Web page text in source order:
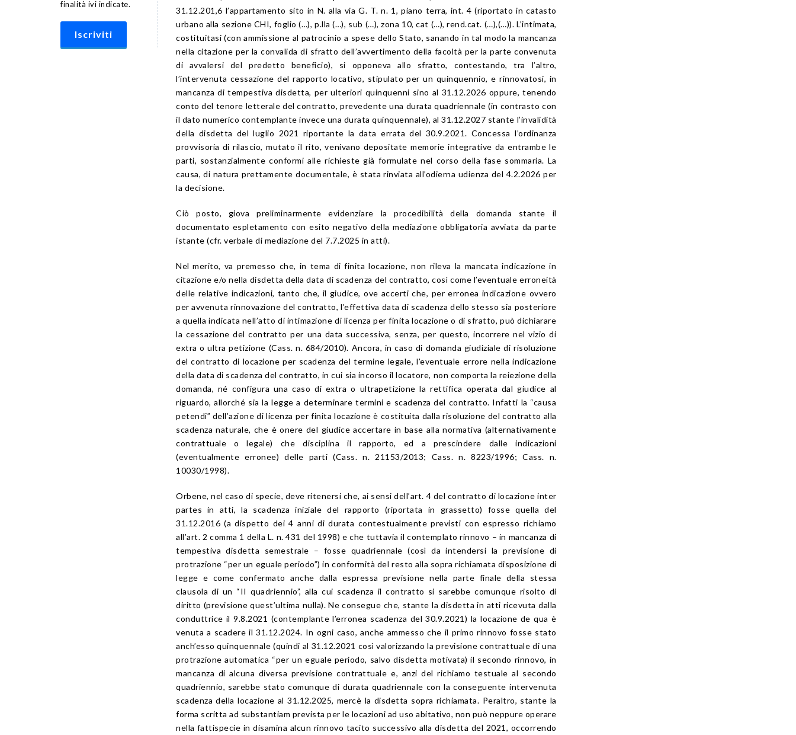
finalità ivi indicate.
31.12.201,6 l’appartamento sito in N. alla via G. T. n. 1, piano terra, int. 4 (riportato in catasto
urbano alla sezione CHI, foglio (…), p.lla (…), sub (…), zona 10, cat (…), rend.cat. (…),(…)). L’intimata,
costituitasi (con ammissione al patrocinio a spese dello Stato, sanando in tal modo la mancanza
nella citazione per la convalida di sfratto dell’avvertimento della facoltà per la parte convenuta
di avvalersi del predetto beneficio), si opponeva allo sfratto, contestando, tra l’altro,
l’intervenuta cessazione del rapporto locativo, stipulato per un quinquennio, e rinnovatosi, in
mancanza di tempestiva disdetta, per ulteriori quinquenni sino al 31.12.2026 oppure, tenendo
conto del tenore letterale del contratto, prevedente una durata quadriennale (in contrasto con
il dato numerico contemplante invece una durata quinquennale), al 31.12.2027 stante l’invalidità
della disdetta del luglio 2021 riportante la data errata del 30.9.2021. Concessa l’ordinanza
provvisoria di rilascio, mutato il rito, venivano depositate memorie integrative da entrambe le
parti, sostanzialmente conformi alle richieste già formulate nel corso della fase sommaria. La
causa, di natura prettamente documentale, è stata rinviata all’odierna udienza del 4.2.2026 per
la decisione.
Ciò posto, giova preliminarmente evidenziare la procedibilità della domanda stante il
documentato espletamento con esito negativo della mediazione obbligatoria avviata da parte
istante (cfr. verbale di mediazione del 7.7.2025 in atti).
Nel merito, va premesso che, in tema di finita locazione, non rileva la mancata indicazione in
citazione e/o nella disdetta della data di scadenza del contratto, così come l’eventuale erroneità
delle relative indicazioni, tanto che, il giudice, ove accerti che, per erronea indicazione ovvero
per avvenuta rinnovazione del contratto, l’effettiva data di scadenza dello stesso sia posteriore
a quella indicata nell’atto di intimazione di licenza per finita locazione o di sfratto, può dichiarare
la cessazione del contratto per una data successiva, senza, per questo, incorrere nel vizio di
extra o ultra petizione (Cass. n. 684/2010). Ancora, in caso di domanda giudiziale di risoluzione
del contratto di locazione per scadenza del termine legale, l’eventuale errore nella indicazione
della data di scadenza del contratto, in cui sia incorso il locatore, non comporta la reiezione della
domanda, né configura una caso di extra o ultrapetizione la rettifica operata dal giudice al
riguardo, allorché sia la legge a determinare termini e scadenza del contratto. Infatti la “causa
petendi” dell’azione di licenza per finita locazione è costituita dalla risoluzione del contratto alla
scadenza naturale, che è onere del giudice accertare in base alla normativa (alternativamente
contrattuale o legale) che disciplina il rapporto, ed a prescindere dalle indicazioni
(eventualmente erronee) delle parti (Cass. n. 21153/2013; Cass. n. 8223/1996; Cass. n.
10030/1998).
Orbene, nel caso di specie, deve ritenersi che, ai sensi dell’art. 4 del contratto di locazione inter
partes in atti, la scadenza iniziale del rapporto (riportata in grassetto) fosse quella del
31.12.2016 (a dispetto dei 4 anni di durata contestualmente previsti con espresso richiamo
all’art. 2 comma 1 della L. n. 431 del 1998) e che tuttavia il contemplato rinnovo – in mancanza di
tempestiva disdetta semestrale – fosse quadriennale (così da intendersi la previsione di
protrazione “per un eguale periodo”) in conformità del resto alla sopra richiamata disposizione di
legge e come confermato anche dalla espressa previsione nella parte finale della stessa
clausola di un “II quadriennio”, alla cui scadenza il contratto si sarebbe comunque risolto di
diritto (previsione quest’ultima nulla). Ne consegue che, stante la disdetta in atti ricevuta dalla
conduttrice il 9.8.2021 (contemplante l’erronea scadenza del 30.9.2021) la locazione de qua è
venuta a scadere il 31.12.2024. In ogni caso, anche ammesso che il primo rinnovo fosse stato
anch’esso quinquennale (quindi al 31.12.2021 così valorizzando la previsione contrattuale di una
protrazione automatica “per un eguale periodo, salvo disdetta motivata) il secondo rinnovo, in
mancanza di alcuna diversa previsione contrattuale e, anzi del richiamo testuale al secondo
quadriennio, sarebbe stato comunque di durata quadriennale con la conseguente intervenuta
scadenza della locazione al 31.12.2025, mercè la disdetta sopra richiamata. Peraltro, stante la
forma scritta ad substantiam prevista per le locazioni ad uso abitativo, non può neppure operare
nella fattispecie in disamina alcun rinnovo tacito successivo alla disdetta del 2021, occorrendo